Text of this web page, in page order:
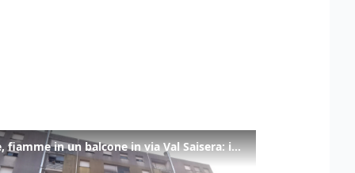
Udine, fiamme in un balcone in via Val Saisera: intervengono i pompieri